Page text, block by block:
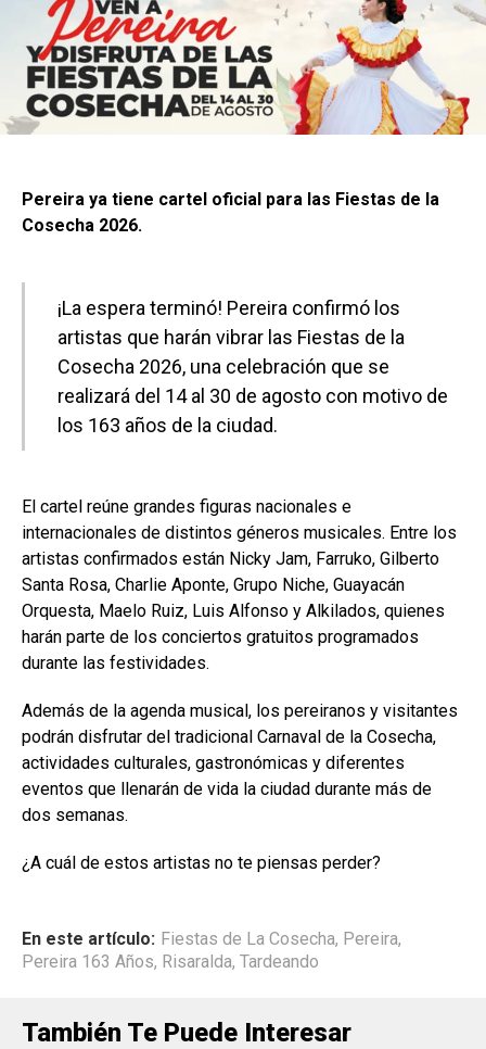
Pereira ya tiene cartel oficial para las Fiestas de la
Cosecha 2026.
¡La espera terminó! Pereira confirmó los
artistas que harán vibrar las Fiestas de la
Cosecha 2026, una celebración que se
realizará del 14 al 30 de agosto con motivo de
los 163 años de la ciudad.
El cartel reúne grandes figuras nacionales e
internacionales de distintos géneros musicales. Entre los
artistas confirmados están Nicky Jam, Farruko, Gilberto
Santa Rosa, Charlie Aponte, Grupo Niche, Guayacán
Orquesta, Maelo Ruiz, Luis Alfonso y Alkilados, quienes
harán parte de los conciertos gratuitos programados
durante las festividades.
Además de la agenda musical, los pereiranos y visitantes
podrán disfrutar del tradicional Carnaval de la Cosecha,
actividades culturales, gastronómicas y diferentes
eventos que llenarán de vida la ciudad durante más de
dos semanas.
¿A cuál de estos artistas no te piensas perder?
En este artículo: Fiestas de La Cosecha, Pereira,
Pereira 163 Años, Risaralda, Tardeando
También Te Puede Interesar